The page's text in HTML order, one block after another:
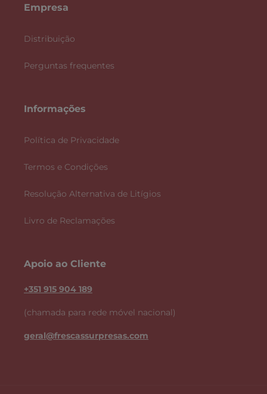
Empresa
Distribuição
Perguntas frequentes
Informações
Política de Privacidade
Termos e Condições
Resolução Alternativa de Litígios
Livro de Reclamações
Apoio ao Cliente
+351 915 904 189
(chamada para rede móvel nacional)
geral@frescassurpresas.com